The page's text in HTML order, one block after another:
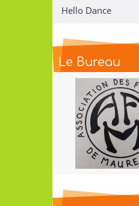
Hello Dance
Le Bureau